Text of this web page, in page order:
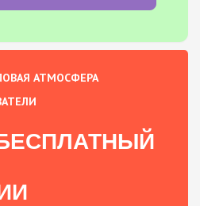
АТМОСФЕРА